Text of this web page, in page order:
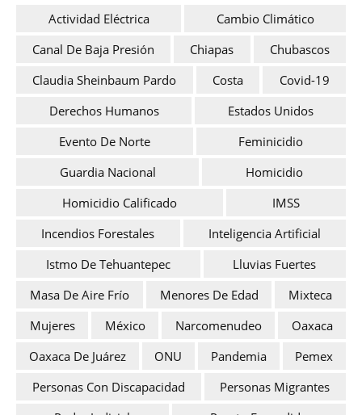
Actividad Eléctrica
Cambio Climático
Canal De Baja Presión
Chiapas
Chubascos
Claudia Sheinbaum Pardo
Costa
Covid-19
Derechos Humanos
Estados Unidos
Evento De Norte
Feminicidio
Guardia Nacional
Homicidio
Homicidio Calificado
IMSS
Incendios Forestales
Inteligencia Artificial
Istmo De Tehuantepec
Lluvias Fuertes
Masa De Aire Frío
Menores De Edad
Mixteca
Mujeres
México Narcomenudeo
Oaxaca
Oaxaca De Juárez
ONU Pandemia
Pemex
Personas Con Discapacidad
Personas Migrantes